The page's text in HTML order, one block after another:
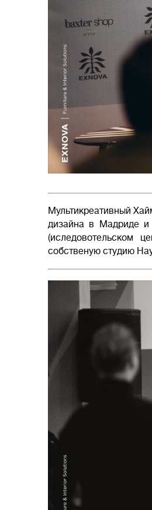
Мультикреативный
дизайна в Мадриде и
(иследовотельском
собственую студию